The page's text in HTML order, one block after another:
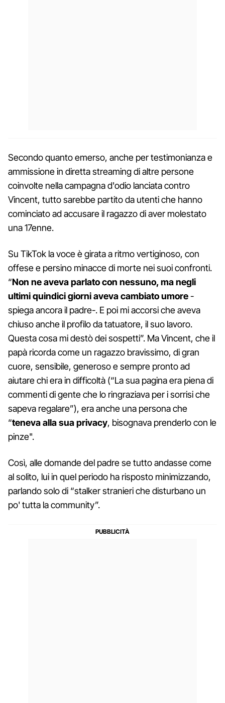
Secondo quanto emerso, anche per testimonianza e
ammissione in diretta streaming di altre persone
coinvolte nella campagna d'odio lanciata contro
Vincent, tutto sarebbe partito da utenti che hanno
cominciato ad accusare il ragazzo di aver molestato
una 17enne.
Su TikTok la voce è girata a ritmo vertiginoso, con
offese e persino minacce di morte nei suoi confronti.
“Non ne aveva parlato con nessuno, ma negli
ultimi quindici giorni aveva cambiato umore-
spiega ancora il padre-. E poi mi accorsi che aveva
chiuso anche il profilo da tatuatore, il suo lavoro.
Questa cosa mi destò dei sospetti”. Ma Vincent, che il
papà ricorda come un ragazzo bravissimo, di gran
cuore, sensibile, generoso e sempre pronto ad
aiutare chi era in difficoltà (“La sua pagina era piena di
commenti di gente che lo ringraziava per i sorrisi che
sapeva regalare”), era anche una persona che
“teneva alla sua privacy, bisognava prenderlo con le
pinze".
Così, alle domande del padre se tutto andasse come
al solito, lui in quel periodo ha risposto minimizzando,
parlando solo di “stalker stranieri che disturbano un
po' tutta la community”.